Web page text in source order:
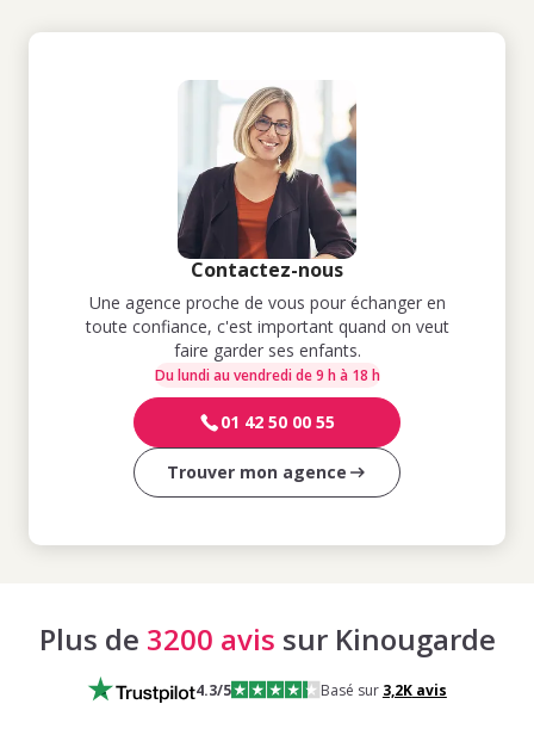
Contactez-nous
Une agence proche de vous pour échanger en
toute confiance, c'est important quand on veut
faire garder ses enfants.
Du lundi au vendredi de 9 h à 18 h
01 42 50 00 55
Trouver mon agence
Plus de 3200 avis sur Kinougarde
4.3/5 Basé sur 3,2Kavis